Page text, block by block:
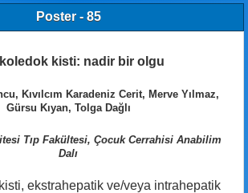
Poster - 85
kisti: nadir bir olgu
Kıvılcım Karadeniz Cerit, Merve Yılmaz,
Gürsu Kıyan, Tolga Dağlı
Tıp Fakültesi, Çocuk Cerrahisi Anabilim
Dalı
ekstrahepatik ve/veya intrahepatik